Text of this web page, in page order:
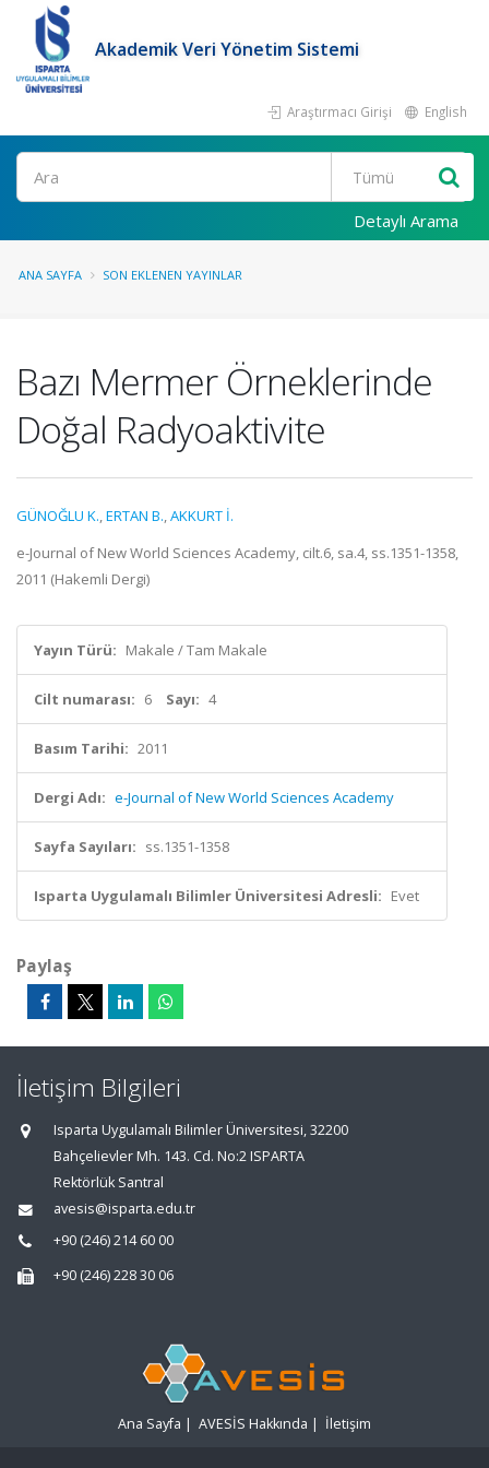
Akademik Veri Yönetim Sistemi
Araştırmacı Girişi English
Ara
Detaylı Arama
ANA SAYFA SON EKLENEN YAYINLAR
Bazı Mermer Örneklerinde
Doğal Radyoaktivite
GÜNOĞLU K.,ERTAN B.,AKKURT İ.
e-Journal of New World Sciences Academy, cilt.6, sa.4, ss.1351-1358,
2011 (Hakemli Dergi)
Yayın Türü: Makale / Tam Makale
Cilt numarası: 6 Sayı: 4
Basım Tarihi: 2011
Dergi Adı: e-Journal of New World Sciences Academy
Sayfa Sayıları: ss.1351-1358
Isparta Uygulamalı Bilimler Üniversitesi Adresli: Evet
Paylaş
İletişim Bilgileri
Isparta Uygulamalı Bilimler Üniversitesi, 32200
Bahçelievler Mh. 143. Cd. No:2 ISPARTA
Rektörlük Santral
avesis@isparta.edu.tr
+90 (246) 214 60 00
+90 (246) 228 30 06
Ana Sayfa | AVESİS Hakkında | İletişim